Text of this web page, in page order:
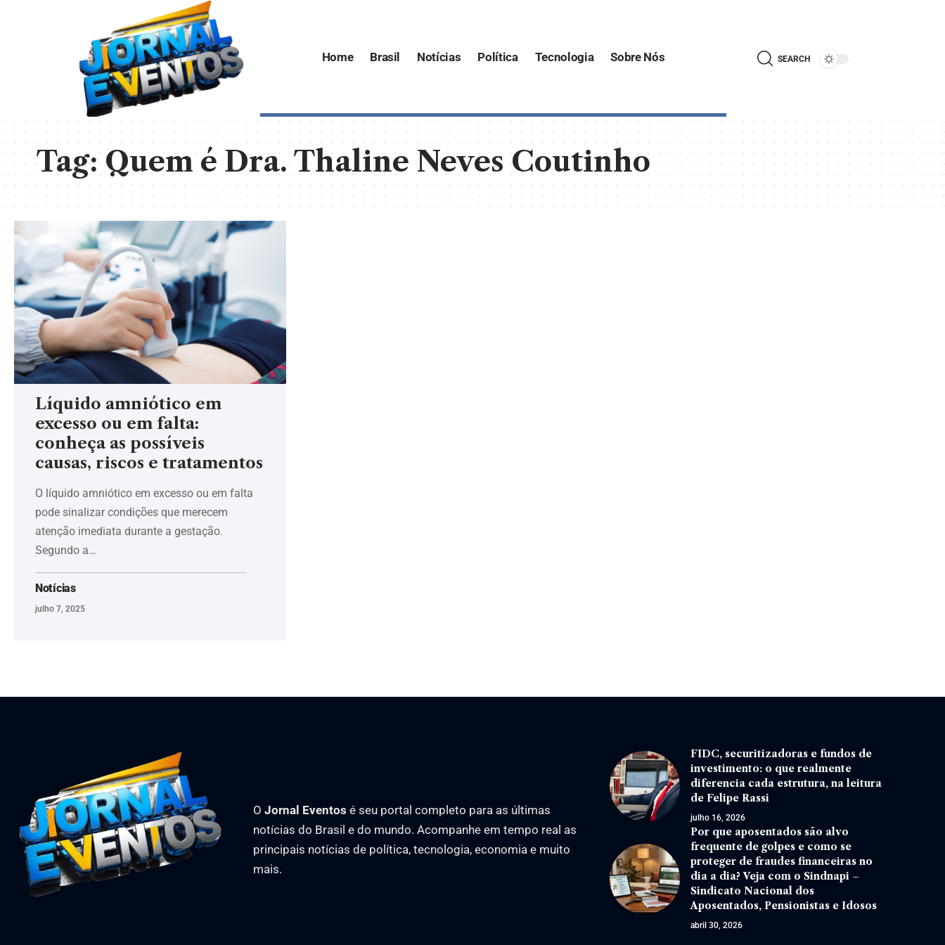
Home Brasil Notícias Política Tecnologia Sobre Nós SEARCH
Tag:Quem é Dra. Thaline Neves Coutinho
Líquido amniótico em
excesso ou em falta:
conheça as possíveis
causas, riscos e tratamentos
O líquido amniótico em excesso ou em falta
pode sinalizar condições que merecem
atenção imediata durante a gestação.
Segundo a…
Notícias
julho 7, 2025
O Jornal Eventos é seu portal completo para as últimas
notícias do Brasil e do mundo. Acompanhe em tempo real as
principais notícias de política, tecnologia, economia e muito
mais.
FIDC, securitizadoras e fundos de
investimento: o que realmente
diferencia cada estrutura, na leitura
de Felipe Rassi
julho 16, 2026
Por que aposentados são alvo
frequente de golpes e como se
proteger de fraudes financeiras no
dia a dia? Veja com o Sindnapi –
Sindicato Nacional dos
Aposentados, Pensionistas e Idosos
abril 30, 2026